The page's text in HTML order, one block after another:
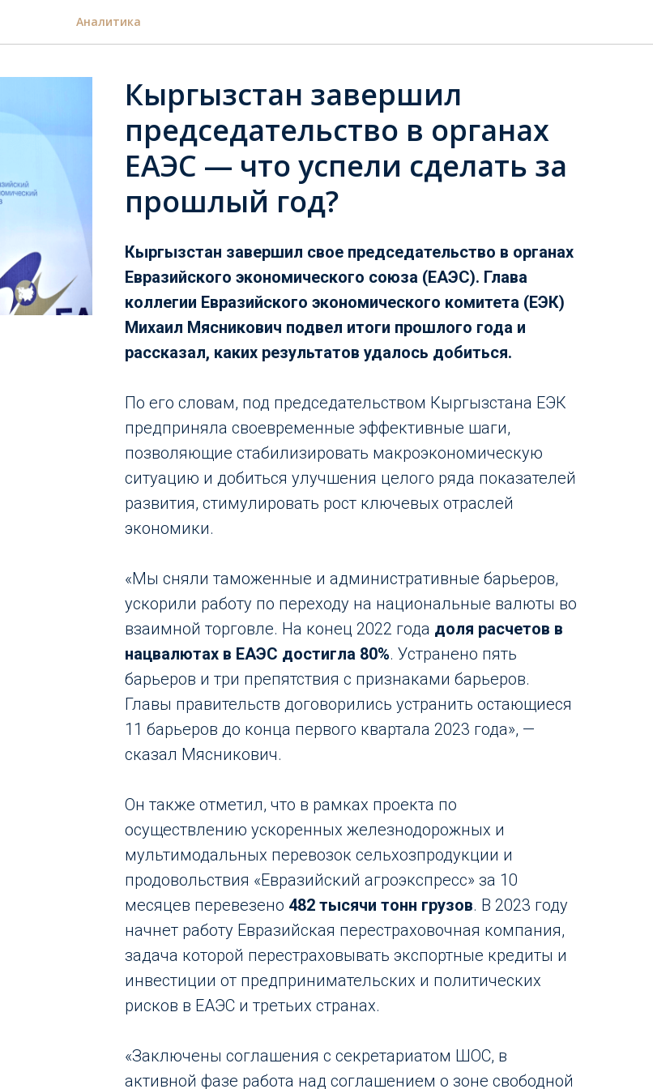
Аналитика
Кыргызстан завершил
председательство в органах
ЕАЭС — что успели сделать за
прошлый год?
Кыргызстан завершил свое председательство в органах
Евразийского экономического союза (ЕАЭС). Глава
коллегии Евразийского экономического комитета (ЕЭК)
Михаил Мясникович подвел итоги прошлого года и
рассказал, каких результатов удалось добиться.
По его словам, под председательством Кыргызстана ЕЭК
предприняла своевременные эффективные шаги,
позволяющие стабилизировать макроэкономическую
ситуацию и добиться улучшения целого ряда показателей
развития, стимулировать рост ключевых отраслей
экономики.
«Мы сняли таможенные и административные барьеров,
ускорили работу по переходу на национальные валюты во
взаимной торговле. На конец 2022 года доля расчетов в
нацвалютах в ЕАЭС достигла 80%. Устранено пять
барьеров и три препятствия с признаками барьеров.
Главы правительств договорились устранить остающиеся
11 барьеров до конца первого квартала 2023 года», —
сказал Мясникович.
Он также отметил, что в рамках проекта по
осуществлению ускоренных железнодорожных и
мультимодальных перевозок сельхозпродукции и
продовольствия «Евразийский агроэкспресс» за 10
месяцев перевезено 482 тысячи тонн грузов. В 2023 году
начнет работу Евразийская перестраховочная компания,
задача которой перестраховывать экспортные кредиты и
инвестиции от предпринимательских и политических
рисков в ЕАЭС и третьих странах.
«Заключены соглашения с секретариатом ШОС, в
активной фазе работа над соглашением о зоне свободной